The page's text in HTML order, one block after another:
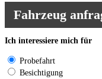
Fahrzeug
Ich interessiere mich für
Probefahrt
Besichtigung